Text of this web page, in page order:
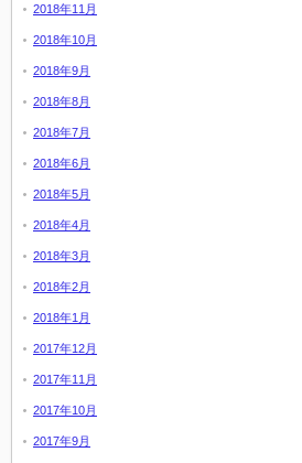
2018年11月
2018年10月
2018年9月
2018年8月
2018年7月
2018年6月
2018年5月
2018年4月
2018年3月
2018年2月
2018年1月
2017年12月
2017年11月
2017年10月
2017年9月